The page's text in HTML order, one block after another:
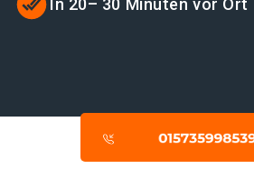
In 20– 30 Minuten vor Ort